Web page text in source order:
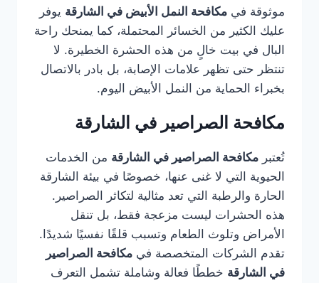
موثوقة في مكافحة النمل الأبيض في الشارقة يوفر
عليك الكثير من الخسائر المحتملة، كما يمنحك راحة
البال في بيت خالٍ من هذه الحشرة الخطيرة. لا
تنتظر حتى تظهر علامات الإصابة، بل بادر بالاتصال
بخبراء الحماية من النمل الأبيض اليوم.
مكافحة الصراصير في الشارقة
تُعتبر مكافحة الصراصير في الشارقة من الخدمات
الحيوية التي لا غنى عنها، خصوصًا في بيئة الشارقة
الحارة والرطبة التي تعد مثالية لتكاثر الصراصير.
هذه الحشرات ليست مزعجة فقط، بل تنقل
الأمراض وتلوث الطعام وتسبب قلقًا نفسيًا شديدًا.
تقدم الشركات المتخصصة في مكافحة الصراصير
في الشارقة خططًا فعالة وشاملة تشمل التعرف